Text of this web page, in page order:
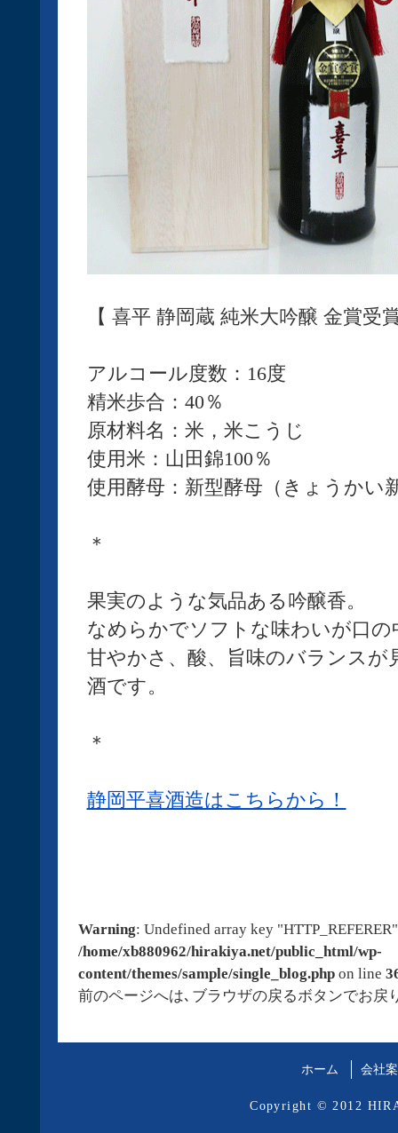
【 喜平 静岡蔵 純米大吟醸 金賞受
アルコール度数：16度
精米歩合：40％
原材料名：米，米こうじ
使用米：山田錦100％
使用酵母：新型酵母（きょうかい
＊
果実のような気品ある吟醸香。
なめらかでソフトな味わいが口
甘やかさ、酸、旨味のバランスが
酒です。
＊
静岡平喜酒造はこちらから！
Warning: Undefined array key
/home/xb880962/hirakiya.net/public_html/wp-
content/themes/sample/single_blog.phpon line
前のページへは､ブラウザの戻るボタンでお戻
ホーム 会社
Copyright © 2012